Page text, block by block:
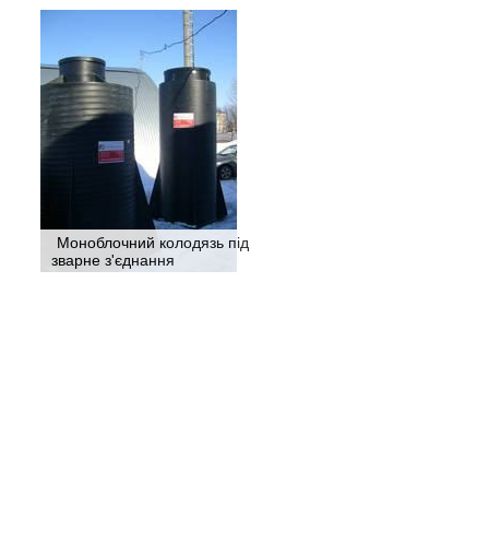
Моноблочний колодязь під
зварне з'єднання